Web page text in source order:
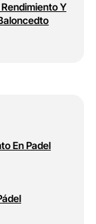
Y
En Padel